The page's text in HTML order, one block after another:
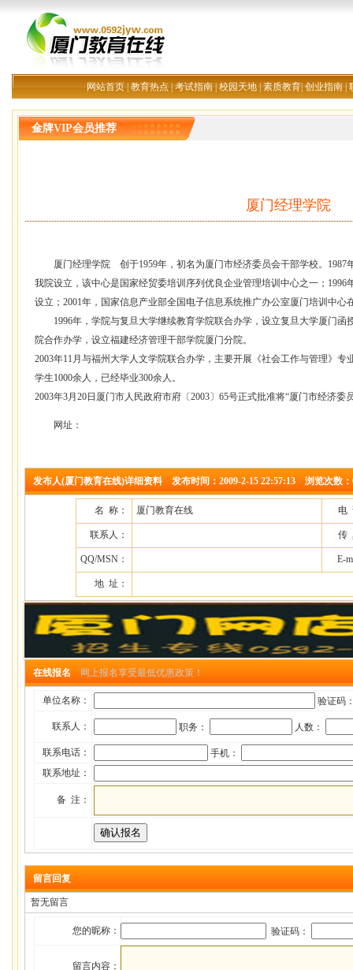
网站首页|教育热点|考试指南|校园天地|素质教育|创业指南|
金牌VIP会员推荐
厦门经理学院
厦门经理学院 创于1959年，初名为厦门市经济委员会干部学校。1987
我院设立，该中心是国家经贸委培训序列优良企业管理培训中心之一；
设立；2001年，国家信息产业部全国电子信息系统推广办公室厦门培训中
1996年，学院与复旦大学继续教育学院联合办学，设立复旦大学厦门函
院合作办学，设立福建经济管理干部学院厦门分院。
2003年11月与福州大学人文学院联合办学，主要开展《社会工作与管理》
学生1000余人，已经毕业300余人。
2003年3月20日厦门市人民政府市府〔2003〕65号正式批准将“厦门市经济委
网址：
发布人(厦门教育在线)详细资料 发布时间：2009-2-15 22:57:13 浏览次数：
名 称： 厦门教育在线 电
联系人： 传
QQ/MSN： E-
地 址：
在线报名 网上报名享受最低优惠政策！
单位名称： 验证码
联系人： 职务： 人数：
联系电话：
手机：
联系地址：
备 注：
留言回复
暂无留言
您的昵称： 验证码：
留言内容：